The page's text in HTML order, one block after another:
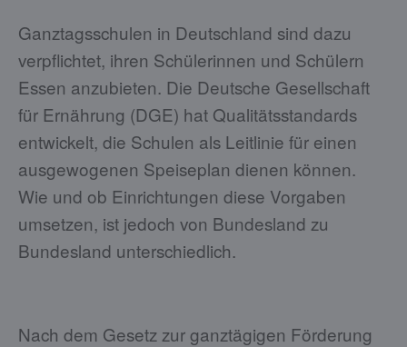
Ganztagsschulen in Deutschland sind dazu
verpflichtet, ihren Schülerinnen und Schülern
Essen anzubieten. Die Deutsche Gesellschaft
für Ernährung (DGE) hat Qualitätsstandards
entwickelt, die Schulen als Leitlinie für einen
ausgewogenen Speiseplan dienen können.
Wie und ob Einrichtungen diese Vorgaben
umsetzen, ist jedoch von Bundesland zu
Bundesland unterschiedlich.
Nach dem Gesetz zur ganztägigen Förderung